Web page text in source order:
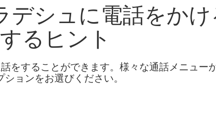
デシュに電話をか
るヒント
をすることができます。様々な通話メニュー
ションをお選びください。